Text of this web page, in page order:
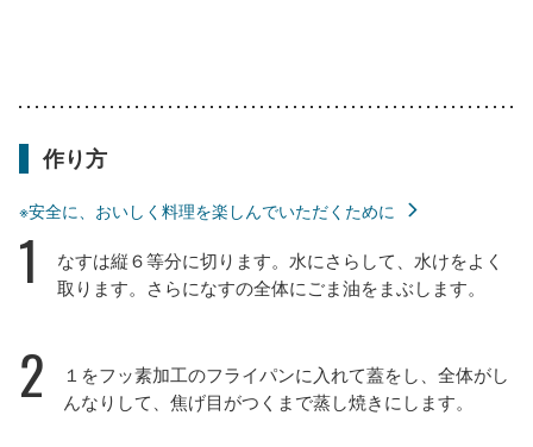
作り方
※安全に、おいしく料理を楽しんでいただくために
1
なすは縦６等分に切ります。水にさらして、水けをよく
取ります。さらになすの全体にごま油をまぶします。
2
１をフッ素加工のフライパンに入れて蓋をし、全体がし
んなりして、焦げ目がつくまで蒸し焼きにします。